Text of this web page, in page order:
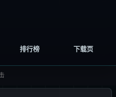
排行榜 下载页